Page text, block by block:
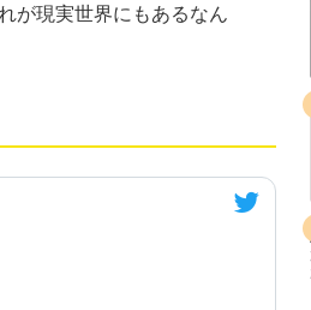
が現実世界にもあるなん